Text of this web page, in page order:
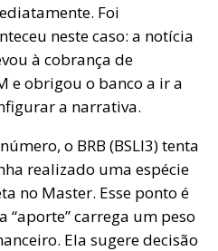
Foi
neste caso: a notícia
à cobrança de
e obrigou o banco a ir a
a narrativa.
o BRB (BSLI3) tenta
realizado uma espécie
no Master. Esse ponto é
carrega um peso
Ela sugere decisão